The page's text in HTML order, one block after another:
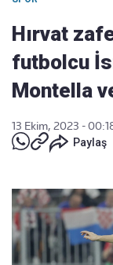
Hırvat
futbolcu
Montella
13 Ekim, 2023 -
Paylaş